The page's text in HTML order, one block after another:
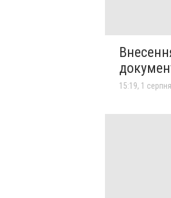
15:19, 1 серпня